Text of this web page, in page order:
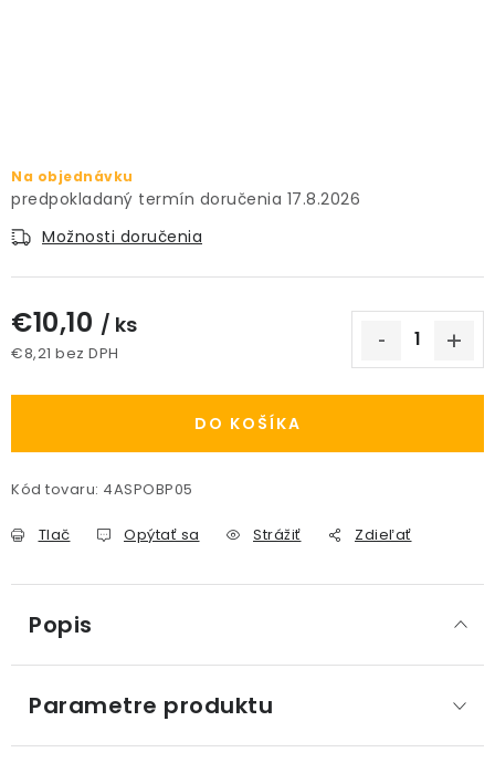
KVETINÁČE A OBALY NA RASTLINY
ZNAČKY
Podmienky ochrany osobných údajov
Spôsoby platby
Kontakt / Právne údaje
Na objednávku
17.8.2026
Možnosti doručenia
€10,10 / ks
€8,21 bez DPH
DO KOŠÍKA
Kód tovaru: 4ASPOBP05
Tlač Opýtať sa Strážiť Zdieľať
Popis
Parametre produktu